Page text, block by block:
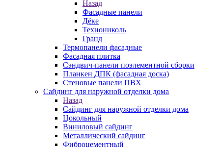
Назад
Фасадные панели
Дёке
Технониколь
Гранд
Термопанели фасадные
Фасадная плитка
Сэндвич-панели поэлементной сборки
Планкен ДПК (фасадная доска)
Стеновые панели ПВХ
Сайдинг для наружной отделки дома
Назад
Сайдинг для наружной отделки дома
Цокольный
Виниловый сайдинг
Металлический сайдинг
Фиброцементный